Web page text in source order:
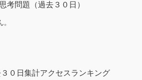
考問題（過去３０日）
０日集計アクセスランキング